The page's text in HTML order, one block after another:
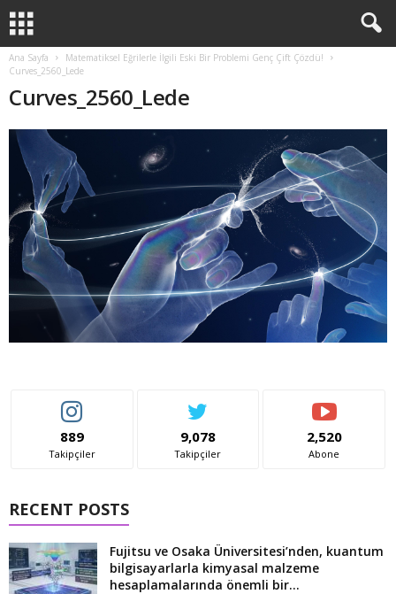
Ana Sayfa
Matematiksel Eğrilerle İlgili Eski Bir Problemi Genç Çift Çözdü!
Curves_2560_Lede
Curves_2560_Lede
889
Takipçiler
9,078
Takipçiler
2,520
Abone
RECENT POSTS
Fujitsu ve Osaka Üniversitesi’nden, kuantum
bilgisayarlarla kimyasal malzeme
hesaplamalarında önemli bir...